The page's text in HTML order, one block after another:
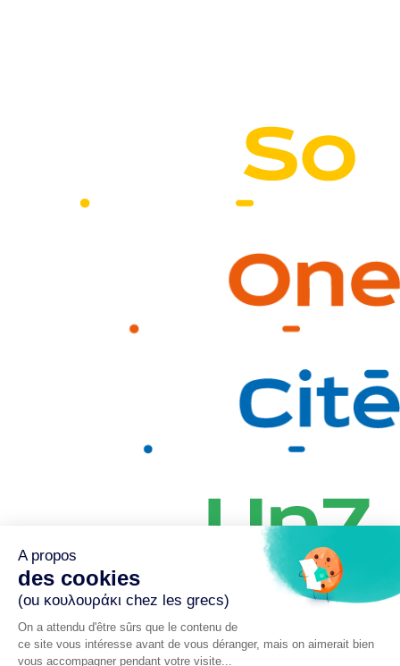
Paris – Lyon – Bordeaux – Rennes – Nantes – Chambéry –
A propos
des cookies
(ou κουλουράκι chez les grecs)
On a attendu d'être sûrs que le contenu de
ce site vous intéresse avant de vous déranger, mais on aimerait bien
vous accompagner pendant votre visite...